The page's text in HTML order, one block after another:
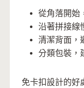
從角落開始
沿著拼接線
清潔背面，
分類包裝，
免卡扣設計的好